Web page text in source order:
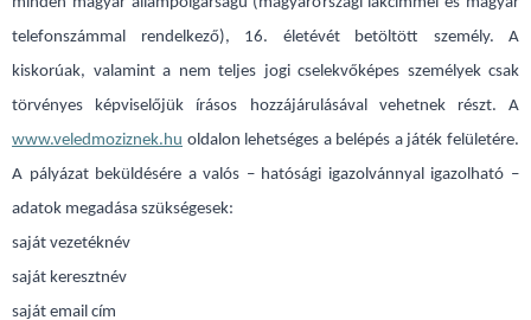
telefonszámmal rendelkező), 16. életévét betöltött személy. A
kiskorúak, valamint a nem teljes jogi cselekvőképes személyek csak
törvényes képviselőjük írásos hozzájárulásával vehetnek részt. A
www.veledmoziznek.hu oldalon lehetséges a belépés a játék felületére.
A pályázat beküldésére a valós – hatósági igazolvánnyal igazolható –
adatok megadása szükségesek:
saját vezetéknév
saját keresztnév
saját email cím